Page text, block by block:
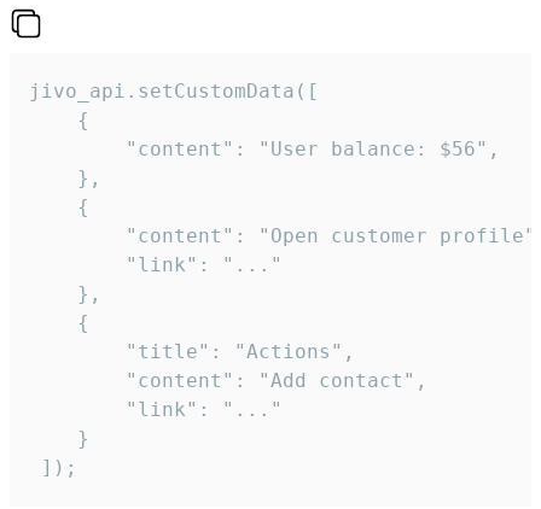
jivo_api.setCustomData([
    {
        "content": "User balance: $56",
    },
    {
"content": "Open customer
        "link": "..."
    },
    {
        "title": "Actions",
        "content": "Add contact",
        "link": "..."
    }
]);